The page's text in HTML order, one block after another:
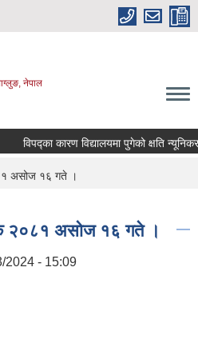
नेपाल
विपद्का कारण विद्यालयमा पुगेको क्षति
असोज १६ गते ।
२०८१ असोज १६ गते ।
2024 - 15:09